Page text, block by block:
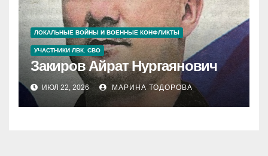
ЛОКАЛЬНЫЕ ВОЙНЫ И ВОЕННЫЕ КОНФЛИКТЫ
УЧАСТНИКИ ЛВК. СВО
Закиров Айрат Нургаянович
ИЮЛ 22, 2026 МАРИНА ТОДОРОВА